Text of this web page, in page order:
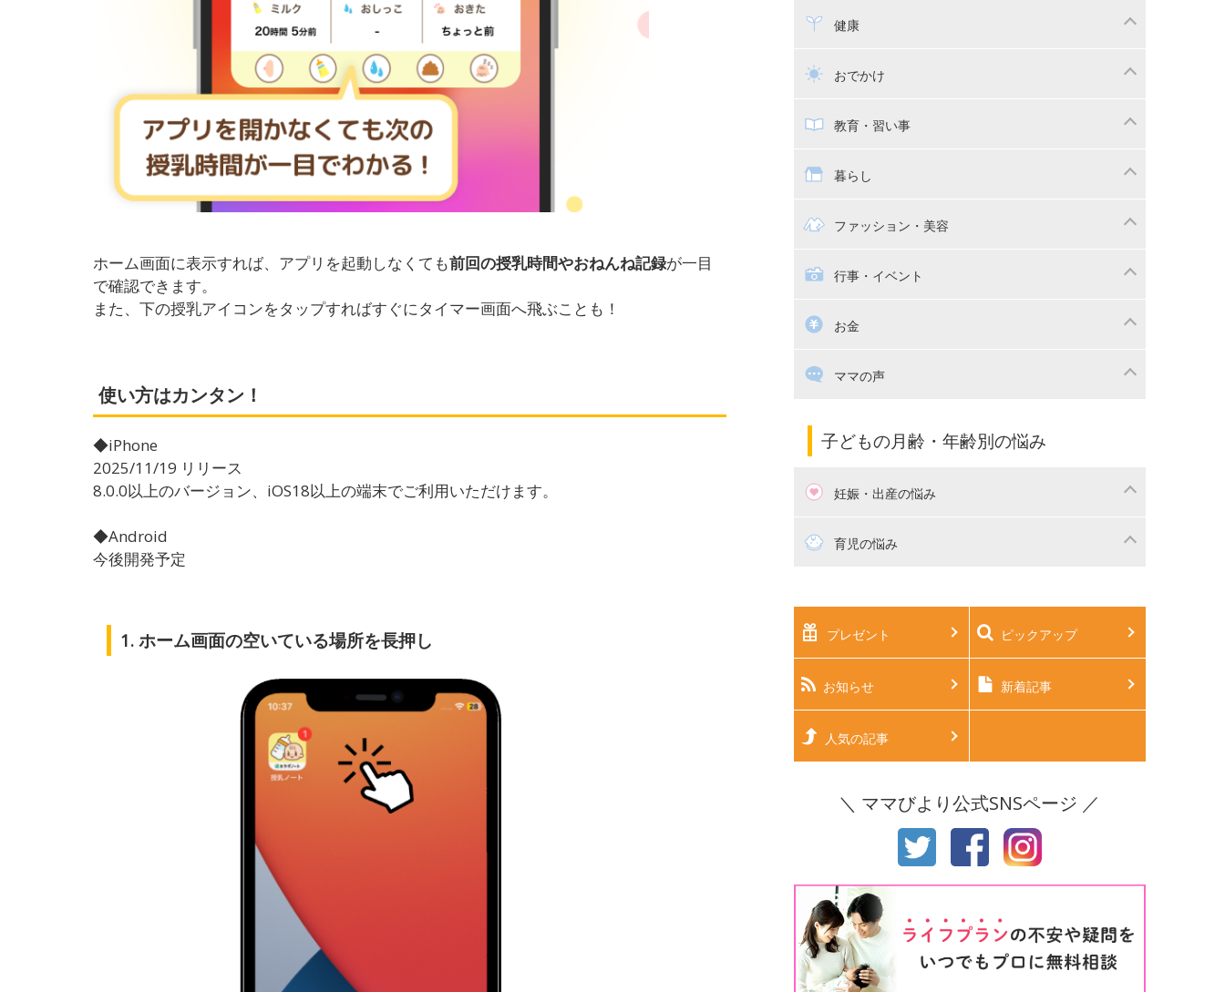
ホーム画面に表示すれば、アプリを起動しなくても前回の授乳時間やおねんね記録が一目
で確認できます。
また、下の授乳アイコンをタップすればすぐにタイマー画面へ飛ぶことも！
使い方はカンタン！
◆iPhone
2025/11/19 リリース
8.0.0以上のバージョン、iOS18以上の端末でご利用いただけます。
◆Android
今後開発予定
1. ホーム画面の空いている場所を長押し
寝かしつけ
トイトレ
離乳食健康
乳幼児健診・予防接種
おでかけ
子供とおでかけ
抱っこ紐
教育・習い事
教育・習い事
幼稚園
絵本
暮らし
ママの日常
家族関係・夫婦関係
掃除
ファッション・美容
子供の服・ファッション
行事・イベント
漫画
出産祝い・内祝い
お金
住宅購入ママの声
子育てコラム
子どもの月齢・年齢別の悩み
妊娠・出産の悩み
妊活 育児の悩み
生後2ヶ月 生後3ヶ月
生後4ヶ月 生後5ヶ月
生後6ヶ月
生後11ヶ月
3才 4才
5才 6才
プレゼント ピックアップ
お知らせ 新着記事
人気の記事
＼ ママびより公式SNSページ ／